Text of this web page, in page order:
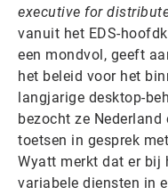
executive for
vanuit het EDS-
een mondvol, geeft
het beleid voor het
langjarige desktop-
bezocht ze
toetsen in gesprek
Wyatt merkt dat er bij
variabele diensten in